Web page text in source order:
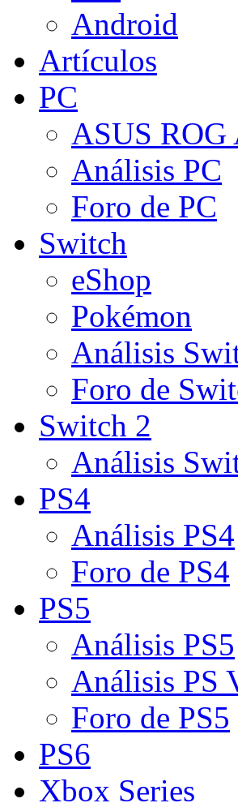
Android
Artículos
PC
ASUS
Análisis PC
Foro de PC
Switch
eShop
Pokémon
Análisis
Foro de
Switch 2
Análisis
PS4
Análisis PS4
Foro de PS4
PS5
Análisis PS5
Análisis PS
Foro de PS5
PS6
Xbox Series